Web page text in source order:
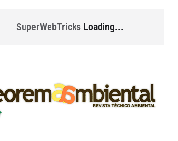
SuperWebTricksLoading...